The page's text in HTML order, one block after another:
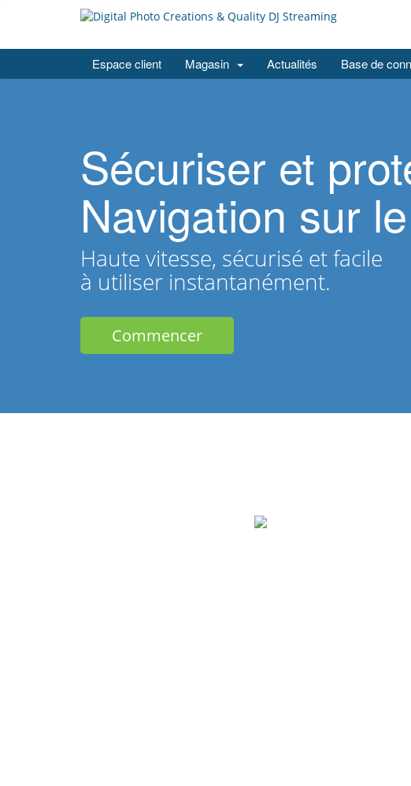
Espace client Magasin Actualités Base de
Sécuriser et
Navigation sur
Haute vitesse, sécurisé et facile
à utiliser instantanément.
Commencer